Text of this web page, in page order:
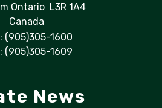
Ontario L3R 1A4
Canada
(905)305-1600
(905)305-1609
News